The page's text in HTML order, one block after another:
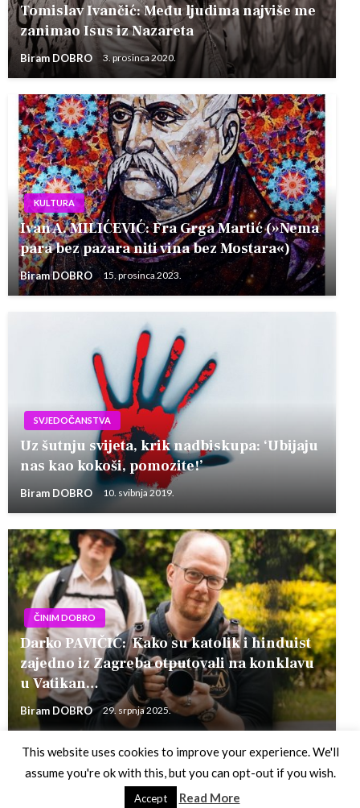
Tomislav Ivančić: Među ljudima najviše me
zanimao Isus iz Nazareta
Biram DOBRO 3. prosinca 2020.
KULTURA
Ivan A. MILIĆEVIĆ: Fra Grga Martić (»Nema
para bez pazara niti vina bez Mostara«)
Biram DOBRO 15. prosinca 2023.
SVJEDOČANSTVA
Uz šutnju svijeta, krik nadbiskupa: ‘Ubijaju
nas kao kokoši, pomozite!’
Biram DOBRO 10. svibnja 2019.
ČINIM DOBRO
Darko PAVIČIĆ: Kako su katolik i hinduist
zajedno iz Zagreba otputovali na konklavu
u Vatikan…
Biram DOBRO 29. srpnja 2025.
Theme by Silk Themes
This website uses cookies to improve your experience. We'll
assume you're ok with this, but you can opt-out if you wish.
Accept Read More